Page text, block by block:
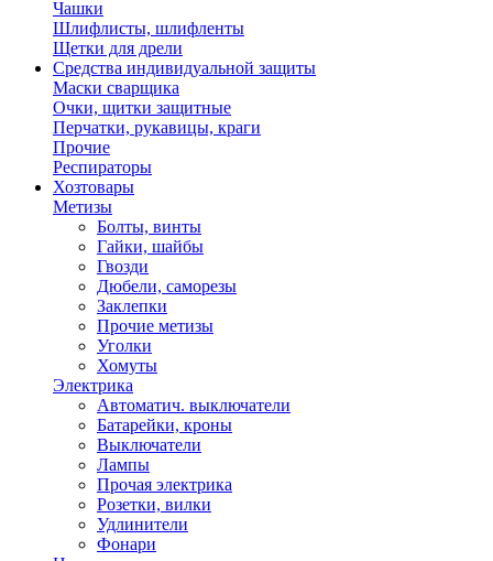
Чашки
Шлифлисты, шлифленты
Щетки для дрели
Средства индивидуальной защиты
Маски сварщика
Очки, щитки защитные
Перчатки, рукавицы, краги
Прочие
Респираторы
Хозтовары
Метизы
Болты, винты
Гайки, шайбы
Гвозди
Дюбели, саморезы
Заклепки
Прочие метизы
Уголки
Хомуты
Электрика
Автоматич. выключатели
Батарейки, кроны
Выключатели
Лампы
Прочая электрика
Розетки, вилки
Удлинители
Фонари